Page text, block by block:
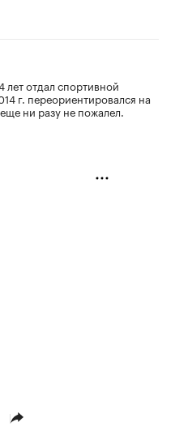
лет отдал спортивной
г. переориентировался на
ни разу не пожалел.